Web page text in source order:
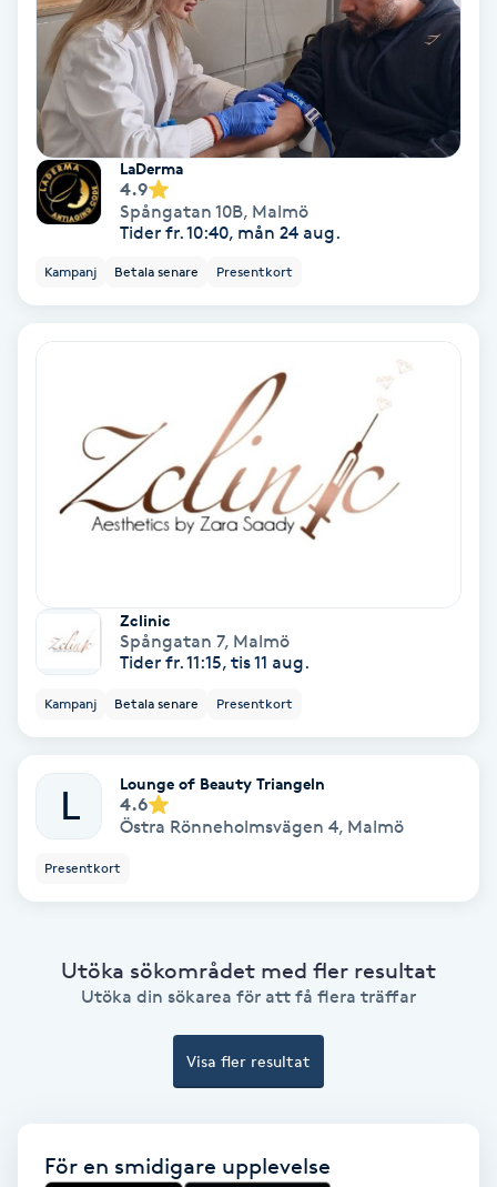
Föning
Gel naglar
Gelenaglar
Gravidyoga
Gruppträning
Hatha Yoga
Healing
Herrklippning
HIFU
Hollywood Peel
Hot Stone Massage
Hudföryngring
LaDerma
4.9
Spångatan 10B, Malmö
Tider fr. 10:40, mån 24 aug.
Kampanj Betala senare Presentkort
Zclinic
Spångatan 7, Malmö
Tider fr. 11:15, tis 11 aug.
Kampanj Betala senare Presentkort
L Lounge of Beauty Triangeln
4.6
Östra Rönneholmsvägen 4, Malmö
Presentkort
Utöka sökområdet med fler resultat
Utöka din sökarea för att få flera träffar
Visa fler resultat
För en smidigare upplevelse